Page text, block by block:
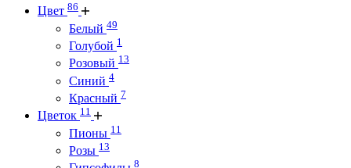
Цвет 86
Белый 49
Голубой 1
Розовый 13
Синий 4
Красный 7
Цветок 11
Пионы 11
Розы 13
8